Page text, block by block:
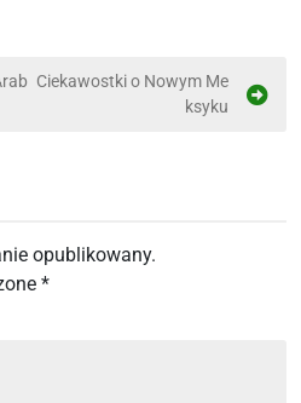
Ciekawostki o Nowym Me
ksyku
opublikowany.
*